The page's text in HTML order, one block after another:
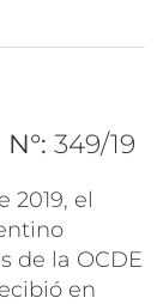
349/19
2019, el
de la OCDE
en